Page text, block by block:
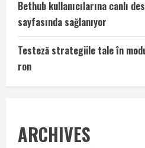
Bethub kullanıcılarına canlı
sayfasında sağlanıyor
Testeză strategiile tale în
ron
ARCHIVES